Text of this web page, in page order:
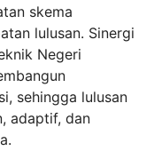
skema
lulusan. Sinergi
Negeri
sehingga lulusan
adaptif, dan